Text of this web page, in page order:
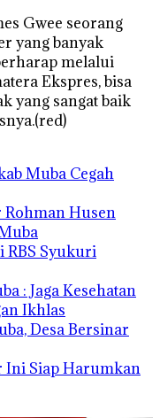
Gwee seorang
yang banyak
melalui
Ekspres, bisa
yang sangat baik
Muba Cegah
Rohman Husen
RBS Syukuri
: Jaga Kesehatan
Ikhlas
Desa Bersinar
Ini Siap Harumkan